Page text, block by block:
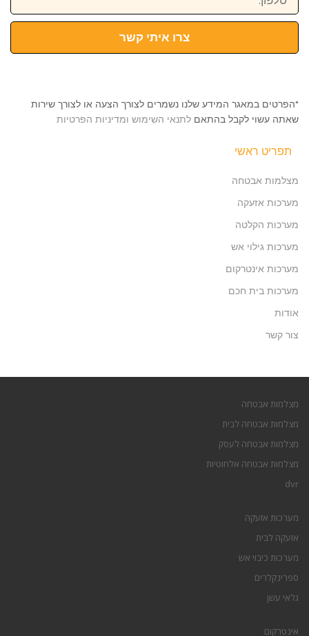
צרו איתי קשר
*הפרטים במאגר המידע שלנו נשמרים לצורך הצעה או לצורך שירות
שאתה עשוי לקבל בהתאם לתנאי השימוש ומדיניות הפרטיות
תפריט ראשי
מצלמות אבטחה
מערכות אזעקה
מערכות הקלטה
מערכות גילוי אש
מערכות אינטרקום
מערכות בית חכם
אודות
צור קשר
מצלמות אבטחה
מצלמות אבטחה לבית
מצלמות אבטחה לעסק
מצלמות אבטחה אלחוטיות
dvr
מערכות אזעקה
אזעקה לבית
מערכות כיבוי אש
ספרינקלרים
גלאי עשן
אינטרקום